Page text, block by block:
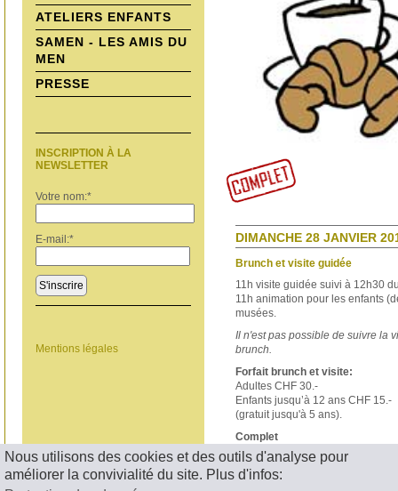
Nous utilisons des cookies et des outils d'analyse pour
améliorer la convivialité du site. Plus d'infos:
ATELIERS ENFANTS
SAMEN - LES AMIS DU
MEN
PRESSE
INSCRIPTION À LA
NEWSLETTER
Votre nom:*
E-mail:*
S'inscrire
Mentions légales
DIMANCHE 28 JANVIER
Brunch et visite guidée
11h visite guidée suivi à 12h30
11h animation pour les enfants
musées.
Il n'est pas possible de suivre la
brunch.
Forfait brunch et visite:
Adultes CHF 30.-
Enfants jusqu’à 12 ans CHF 15.-
(gratuit jusqu'à 5 ans).
Complet
< RETOUR